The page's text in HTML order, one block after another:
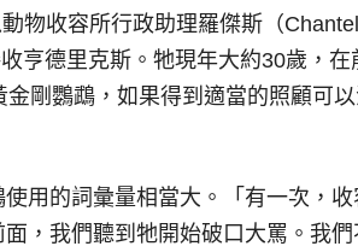
物收容所行政助理羅傑斯（
亨德里克斯。牠現年大約30歲，在
剛鸚鵡，如果得到適當的照顧可以
用的詞彙量相當大。「有一次，收
，我們聽到牠開始破口大罵。我